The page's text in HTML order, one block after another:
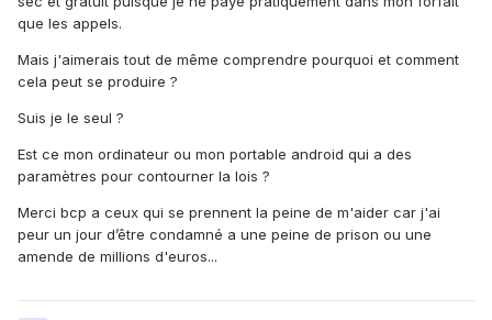
que les appels.
Mais j'aimerais tout de même comprendre pourquoi et comment
cela peut se produire ?
Suis je le seul ?
Est ce mon ordinateur ou mon portable android qui a des
paramètres pour contourner la lois ?
Merci bcp a ceux qui se prennent la peine de m'aider car j'ai
peur un jour d’être condamné a une peine de prison ou une
amende de millions d'euros...